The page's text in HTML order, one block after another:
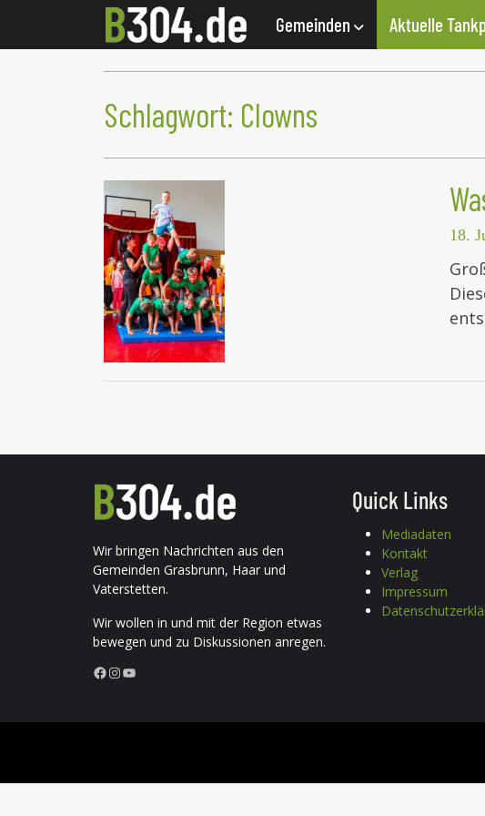
Gemeinden Aktuelle
Schlagwort: Clowns
18.
Wir bringen Nachrichten aus den
Gemeinden Grasbrunn, Haar und
Vaterstetten.
Wir wollen in und mit der Region etwas
bewegen und zu Diskussionen anregen.
Facebook InstagramYouTube
Quick Links
Mediadaten
Kontakt
Verlag
Impressum